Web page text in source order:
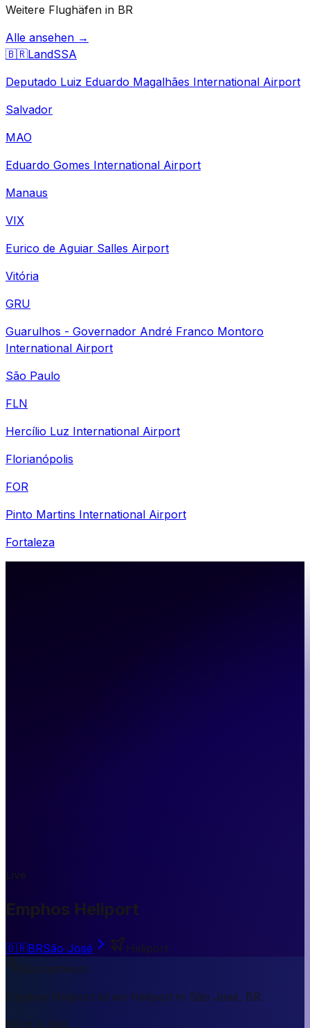
Weitere Flughäfen in BR
Alle ansehen →
🇧🇷LandSSA
Deputado Luiz Eduardo Magalhães International Airport
Salvador
MAO
Eduardo Gomes International Airport
Manaus
VIX
Eurico de Aguiar Salles Airport
Vitória
GRU
Guarulhos - Governador André Franco Montoro
International Airport
São Paulo
FLN
Hercílio Luz International Airport
Florianópolis
FOR
Pinto Martins International Airport
Fortaleza
Live
Emphos Heliport
🇧🇷BRSão José
Heliport
Kurzantwort
Emphos Heliport ist ein Heliport in São José, BR.
68 m ü. NN.